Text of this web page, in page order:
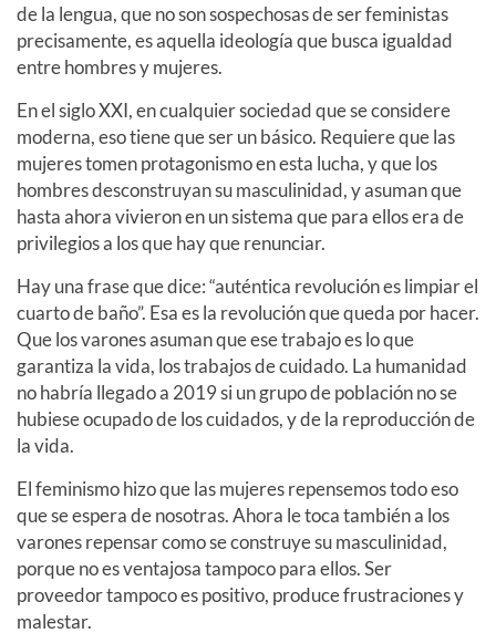
de la lengua, que no son sospechosas de ser feministas
precisamente, es aquella ideología que busca igualdad
entre hombres y mujeres.
En el siglo XXI, en cualquier sociedad que se considere
moderna, eso tiene que ser un básico. Requiere que las
mujeres tomen protagonismo en esta lucha, y que los
hombres desconstruyan su masculinidad, y asuman que
hasta ahora vivieron en un sistema que para ellos era de
privilegios a los que hay que renunciar.
Hay una frase que dice: “auténtica revolución es limpiar el
cuarto de baño”. Esa es la revolución que queda por hacer.
Que los varones asuman que ese trabajo es lo que
garantiza la vida, los trabajos de cuidado. La humanidad
no habría llegado a 2019 si un grupo de población no se
hubiese ocupado de los cuidados, y de la reproducción de
la vida.
El feminismo hizo que las mujeres repensemos todo eso
que se espera de nosotras. Ahora le toca también a los
varones repensar como se construye su masculinidad,
porque no es ventajosa tampoco para ellos. Ser
proveedor tampoco es positivo, produce frustraciones y
malestar.